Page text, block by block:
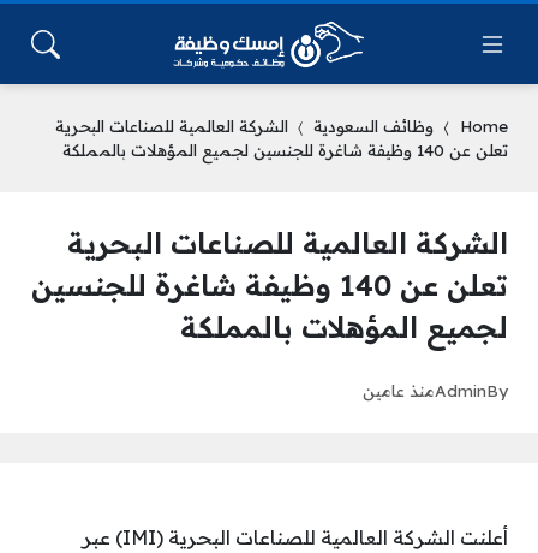
Home وظائف السعودية
الشركة العالمية للصناعات البحرية
تعلن عن 140 وظيفة شاغرة للجنسين لجميع المؤهلات بالمملكة
الشركة العالمية للصناعات البحرية
تعلن عن 140 وظيفة شاغرة للجنسين
لجميع المؤهلات بالمملكة
By
Adminمنذ عامين
أعلنت الشركة العالمية للصناعات البحرية (IMI) عبر